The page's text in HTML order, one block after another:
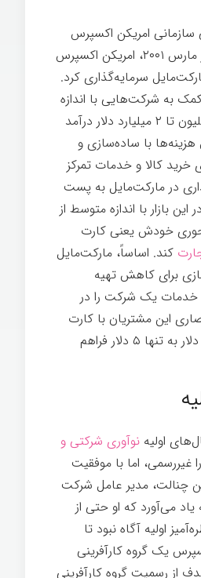
سازمانی امريكن اکسپرس
مارکت‌مایل‌ست. در مارس ۲۰۰۱، امريكن اکسپرس
مارکت‌مایل سرمایه‌گذاری کرد.
به شرکت‌هایی با اندازه
متوسط (بین ۱۰۰ میلیون تا ۲ میلیارد دلار درآمد
با ساده‌سازی و
خرید کالا و خدمات تمرکز
در مارکت‌مایل به پست
این بازار با اندازه متوسط از
خودش یعنی کارت
کند. اساساً، مارکت‌مایل
برای کاهش تهیه
خدمات یک شرکت را در
این مشتریان با کارت
پست آمریکا، از ۹۵ دلار به تنها ۵ دلار فراهم
اولیه نوآوری شرکتی و
را غیررسمی، اما با موفقیت
چنالت، مدیر عامل شرکت
می‌آورد که او حتی از
اولیه آگاه نبود تا
یک گروه کارآفرینی
از رسمیت گروه کارآفرینی